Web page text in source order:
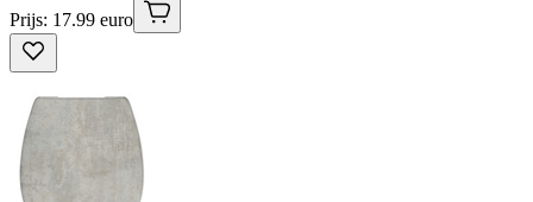
Prijs: 17.99 euro